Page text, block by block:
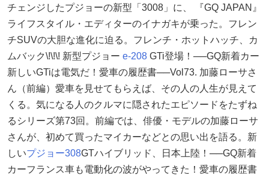
チェンジしたプジョーの新型「3008」に、 『GQ JAPAN』
ライフスタイル・エディターのイナガキが乗った。フレン
チSUVの大胆な進化に迫る。フレンチ・ホットハッチ、カ
ムバック\!\!\! 新型プジョー e-208 GTi登場！──GQ新着カー
新しいGTiは電気だ！愛車の履歴書──Vol73. 加藤ローサさ
ん（前編）愛車を見せてもらえば、その人の人生が見えて
くる。気になる人のクルマに隠されたエピソードをたずね
るシリーズ第73回。前編では、俳優・モデルの加藤ローサ
さんが、初めて買ったマイカーなどとの思い出を語る。新
しいプジョー308GTハイブリッド、日本上陸！──GQ新着
カーフランス車も電動化の波がやってきた！愛車の履歴書